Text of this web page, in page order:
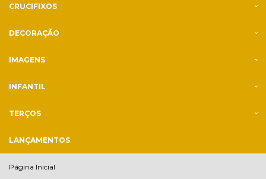
CRUCIFIXOS
DECORAÇÃO
IMAGENS
INFANTIL
TERÇOS
LANÇAMENTOS
Página Inicial